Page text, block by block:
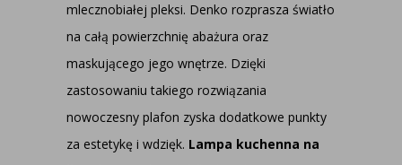
mlecznobiałej pleksi. Denko rozprasza światło
na całą powierzchnię abażura oraz
maskującego jego wnętrze. Dzięki
zastosowaniu takiego rozwiązania
nowoczesny plafon zyska dodatkowe punkty
za estetykę i wdzięk. Lampa kuchenna na